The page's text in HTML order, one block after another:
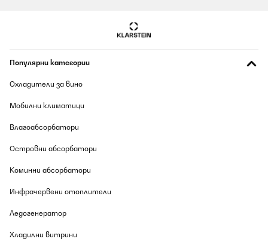
Популярни категории
Охладители за вино
Мобилни климатици
Влагоабсорбатори
Островни абсорбатори
Коминни абсорбатори
Инфрачервени отоплители
Ледогенератор
Хладилни витрини